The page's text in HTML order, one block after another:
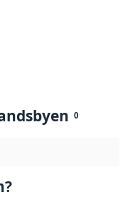
0